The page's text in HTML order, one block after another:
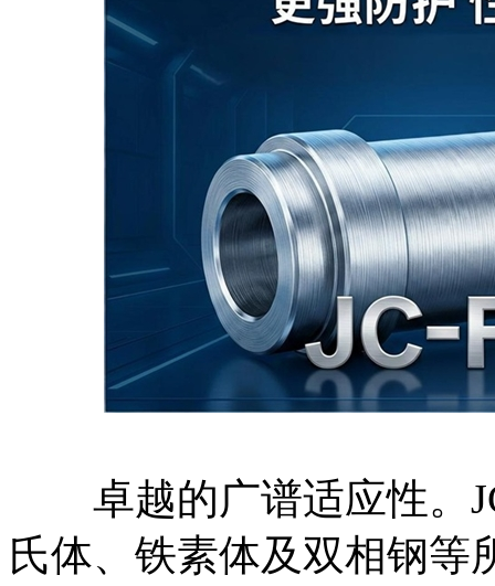
卓越的广谱适应性。
氏体、铁素体及双相钢等